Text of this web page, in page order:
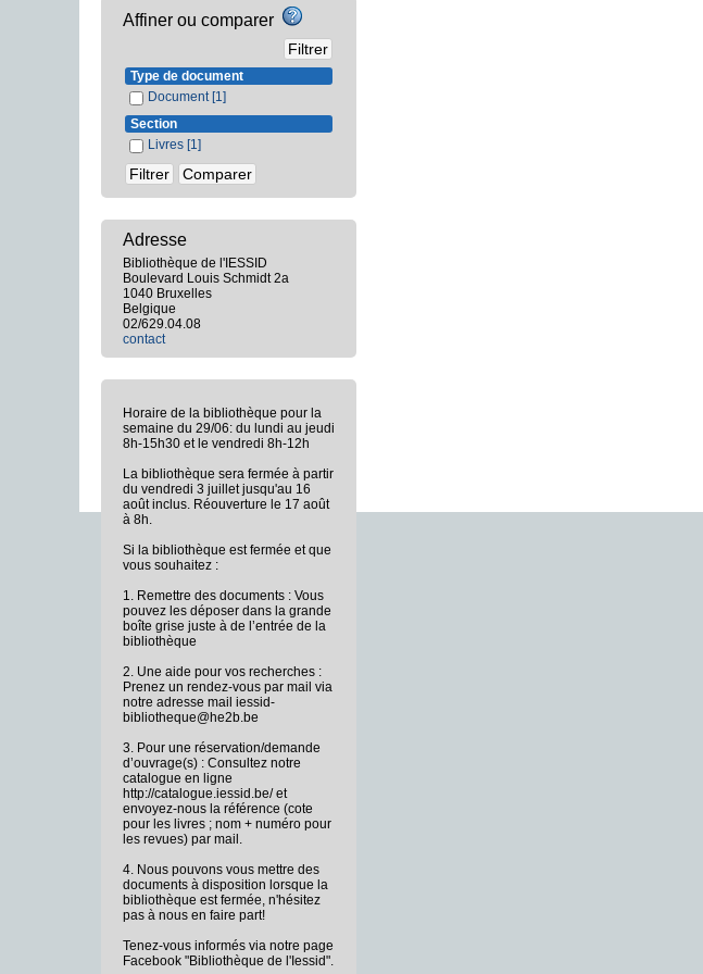
Affiner ou comparer
Type de document
Document [1]
Section
Livres [1]
Adresse
Bibliothèque de l'IESSID
Boulevard Louis Schmidt 2a
1040 Bruxelles
Belgique
02/629.04.08
contact
Horaire de la bibliothèque pour la
semaine du 29/06: du lundi au jeudi
8h-15h30 et le vendredi 8h-12h
La bibliothèque sera fermée à partir
du vendredi 3 juillet jusqu'au 16
août inclus. Réouverture le 17 août
à 8h.
Si la bibliothèque est fermée et que
vous souhaitez :
1. Remettre des documents : Vous
pouvez les déposer dans la grande
boîte grise juste à de l’entrée de la
bibliothèque
2. Une aide pour vos recherches :
Prenez un rendez-vous par mail via
notre adresse mail iessid-
bibliotheque@he2b.be
3. Pour une réservation/demande
d’ouvrage(s) : Consultez notre
catalogue en ligne
http://catalogue.iessid.be/ et
envoyez-nous la référence (cote
pour les livres ; nom + numéro pour
les revues) par mail.
4. Nous pouvons vous mettre des
documents à disposition lorsque la
bibliothèque est fermée, n'hésitez
pas à nous en faire part!
Tenez-vous informés via notre page
Facebook "Bibliothèque de l'Iessid".